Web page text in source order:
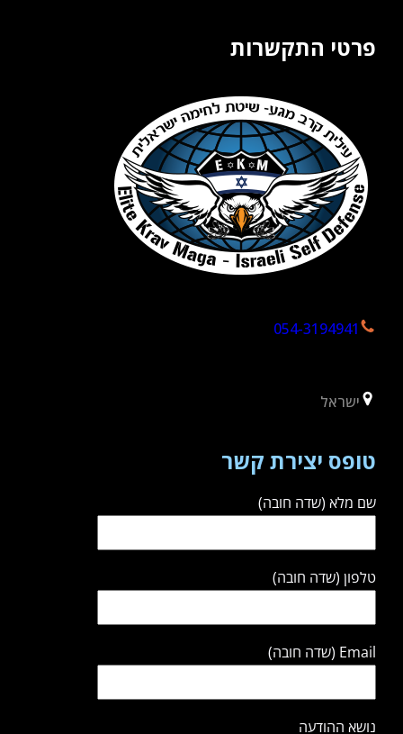
פרטי התקשרות
054-3194941
ישראל
טופס יצירת קשר
שם מלא (שדה חובה)
טלפון (שדה חובה)
Email (שדה חובה)
נושא ההודעה